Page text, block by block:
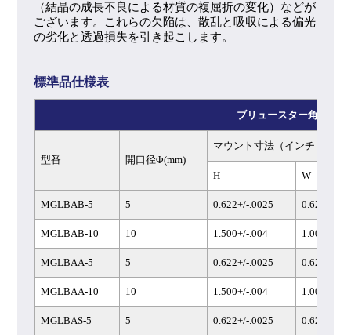
（結晶の成長不良による材質の複屈折の変化）などが
ございます。これらの欠陥は、散乱と吸収による偏光
の劣化と透過損失を引き起こします。
標準品仕様表
ブリュースター角ポララ
型番 開口径Φ(mm)
マウント寸法（インチ）
H W
MGLBAB-5 5 0.622+/-.0025 0.622+/-
MGLBAB-10 10 1.500+/-.004 1.000+/-
MGLBAA-5 5 0.622+/-.0025 0.622+/-
MGLBAA-10 10 1.500+/-.004 1.000+/-
MGLBAS-5 5 0.622+/-.0025 0.622+/-